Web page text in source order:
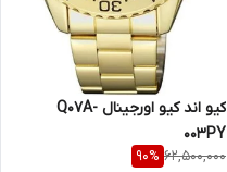
کیو اند کیو اورجینال Q07A-
003PY
62,500,000
90%